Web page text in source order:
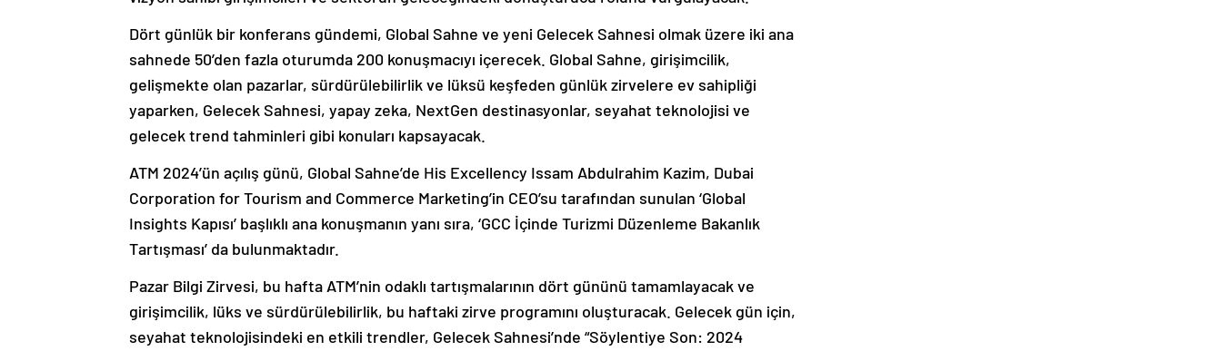
Dört günlük bir konferans gündemi, Global Sahne ve yeni Gelecek Sahnesi olmak üzere iki ana
sahnede 50’den fazla oturumda 200 konuşmacıyı içerecek. Global Sahne, girişimcilik,
gelişmekte olan pazarlar, sürdürülebilirlik ve lüksü keşfeden günlük zirvelere ev sahipliği
yaparken, Gelecek Sahnesi, yapay zeka, NextGen destinasyonlar, seyahat teknolojisi ve
gelecek trend tahminleri gibi konuları kapsayacak.
ATM 2024’ün açılış günü, Global Sahne’de His Excellency Issam Abdulrahim Kazim, Dubai
Corporation for Tourism and Commerce Marketing’in CEO’su tarafından sunulan ‘Global
Insights Kapısı’ başlıklı ana konuşmanın yanı sıra, ‘GCC İçinde Turizmi Düzenleme Bakanlık
Tartışması’ da bulunmaktadır.
Pazar Bilgi Zirvesi, bu hafta ATM’nin odaklı tartışmalarının dört gününü tamamlayacak ve
girişimcilik, lüks ve sürdürülebilirlik, bu haftaki zirve programını oluşturacak. Gelecek gün için,
seyahat teknolojisindeki en etkili trendler, Gelecek Sahnesi’nde “Söylentiye Son: 2024